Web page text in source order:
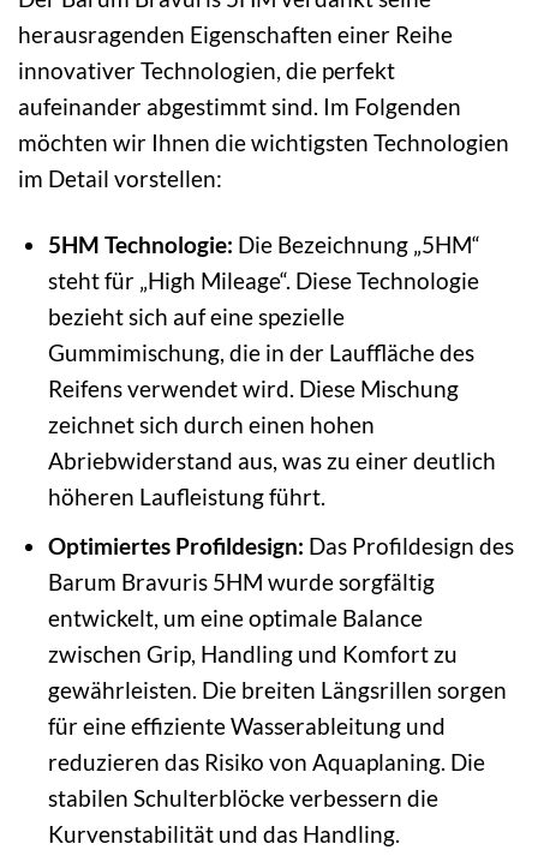
herausragenden Eigenschaften einer Reihe
innovativer Technologien, die perfekt
aufeinander abgestimmt sind. Im Folgenden
möchten wir Ihnen die wichtigsten Technologien
im Detail vorstellen:
5HM Technologie: Die Bezeichnung „5HM“
steht für „High Mileage“. Diese Technologie
bezieht sich auf eine spezielle
Gummimischung, die in der Lauffläche des
Reifens verwendet wird. Diese Mischung
zeichnet sich durch einen hohen
Abriebwiderstand aus, was zu einer deutlich
höheren Laufleistung führt.
Optimiertes Profildesign: Das Profildesign des
Barum Bravuris 5HM wurde sorgfältig
entwickelt, um eine optimale Balance
zwischen Grip, Handling und Komfort zu
gewährleisten. Die breiten Längsrillen sorgen
für eine effiziente Wasserableitung und
reduzieren das Risiko von Aquaplaning. Die
stabilen Schulterblöcke verbessern die
Kurvenstabilität und das Handling.